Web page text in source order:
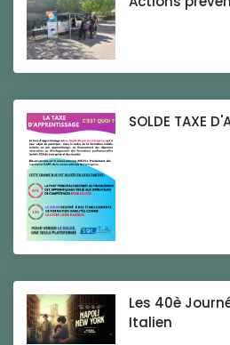
SOLDE TAXE
Les 40è
Italien